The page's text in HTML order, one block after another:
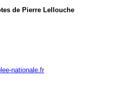
de Pierre Lellouche
nationale.fr